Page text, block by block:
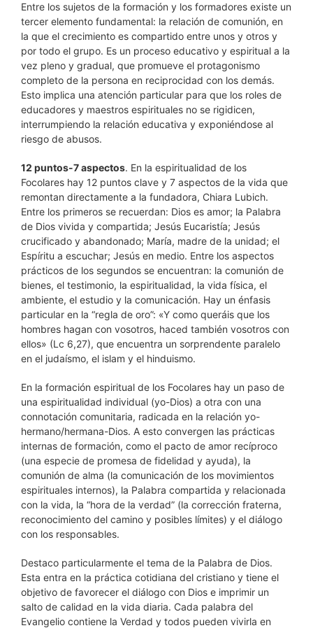
Entre los sujetos de la formación y los formadores existe un
tercer elemento fundamental: la relación de comunión, en
la que el crecimiento es compartido entre unos y otros y
por todo el grupo. Es un proceso educativo y espiritual a la
vez pleno y gradual, que promueve el protagonismo
completo de la persona en reciprocidad con los demás.
Esto implica una atención particular para que los roles de
educadores y maestros espirituales no se rigidicen,
interrumpiendo la relación educativa y exponiéndose al
riesgo de abusos.
12 puntos-7 aspectos. En la espiritualidad de los
Focolares hay 12 puntos clave y 7 aspectos de la vida que
remontan directamente a la fundadora, Chiara Lubich.
Entre los primeros se recuerdan: Dios es amor; la Palabra
de Dios vivida y compartida; Jesús Eucaristía; Jesús
crucificado y abandonado; María, madre de la unidad; el
Espíritu a escuchar; Jesús en medio. Entre los aspectos
prácticos de los segundos se encuentran: la comunión de
bienes, el testimonio, la espiritualidad, la vida física, el
ambiente, el estudio y la comunicación. Hay un énfasis
particular en la “regla de oro”: «Y como queráis que los
hombres hagan con vosotros, haced también vosotros con
ellos» (Lc 6,27), que encuentra un sorprendente paralelo
en el judaísmo, el islam y el hinduismo.
En la formación espiritual de los Focolares hay un paso de
una espiritualidad individual (yo-Dios) a otra con una
connotación comunitaria, radicada en la relación yo-
hermano/hermana-Dios. A esto convergen las prácticas
internas de formación, como el pacto de amor recíproco
(una especie de promesa de fidelidad y ayuda), la
comunión de alma (la comunicación de los movimientos
espirituales internos), la Palabra compartida y relacionada
con la vida, la “hora de la verdad” (la corrección fraterna,
reconocimiento del camino y posibles límites) y el diálogo
con los responsables.
Destaco particularmente el tema de la Palabra de Dios.
Esta entra en la práctica cotidiana del cristiano y tiene el
objetivo de favorecer el diálogo con Dios e imprimir un
salto de calidad en la vida diaria. Cada palabra del
Evangelio contiene la Verdad y todos pueden vivirla en